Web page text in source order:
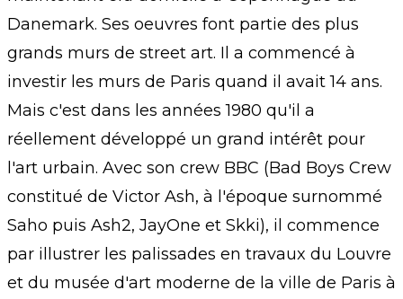
Danemark. Ses oeuvres font partie des plus
grands murs de street art. Il a commencé à
investir les murs de Paris quand il avait 14 ans.
Mais c'est dans les années 1980 qu'il a
réellement développé un grand intérêt pour
l'art urbain. Avec son crew BBC (Bad Boys Crew
constitué de Victor Ash, à l'époque surnommé
Saho puis Ash2, JayOne et Skki), il commence
par illustrer les palissades en travaux du Louvre
et du musée d'art moderne de la ville de Paris à